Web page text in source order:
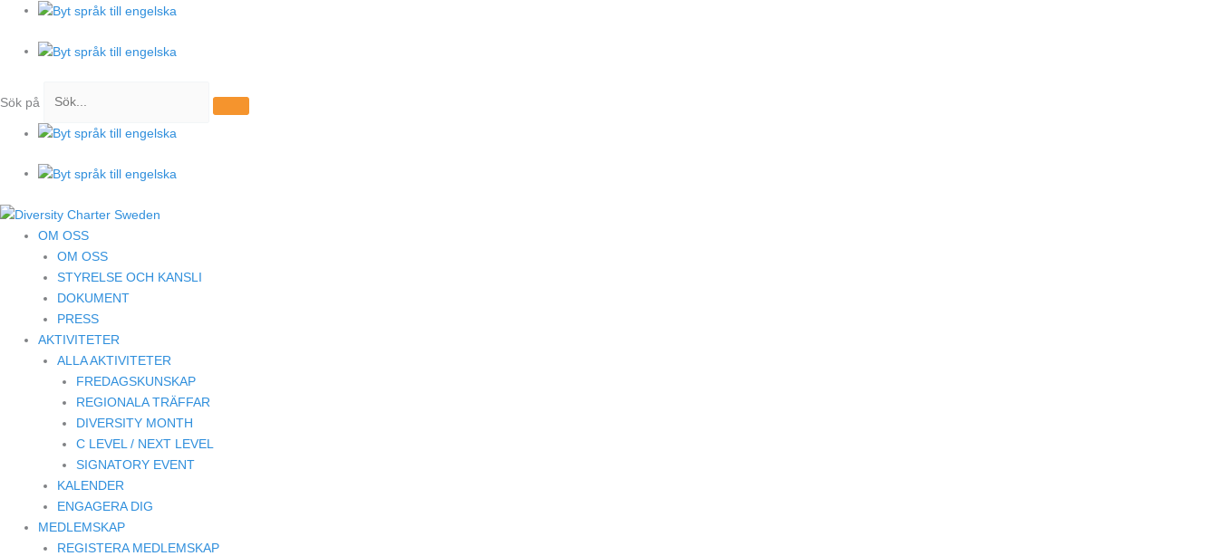
Hoppa
innehåll
Sök på
OM OSS
OM OSS
STYRELSE OCH KANSLI
DOKUMENT
PRESS
AKTIVITETER
ALLA AKTIVITETER
FREDAGSKUNSKAP
REGIONALA TRÄFFAR
DIVERSITY MONTH
C LEVEL / NEXT LEVEL
SIGNATORY EVENT
KALENDER
ENGAGERA DIG
MEDLEMSKAP
REGISTERA MEDLEMSKAP